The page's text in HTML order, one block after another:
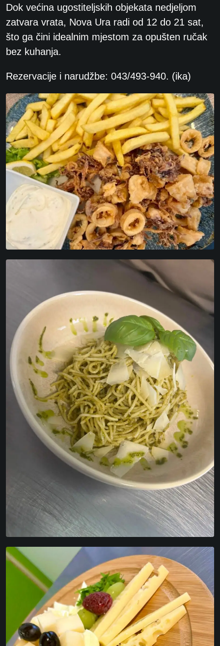
Dok većina ugostiteljskih objekata nedjeljom
zatvara vrata, Nova Ura radi od 12 do 21 sat,
što ga čini idealnim mjestom za opušten ručak
bez kuhanja.
Rezervacije i narudžbe: 043/493-940. (ika)